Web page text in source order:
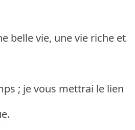
belle vie, une vie riche et
; je vous mettrai le lien